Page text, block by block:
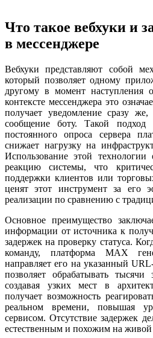
Что такое вебхуки и
в мессенджере
Вебхуки представляют собой
который позволяет одному
другому в момент наступления
контексте мессенджера это
получает уведомление сразу
сообщение боту. Такой подход
постоянного опроса сервера
снижает нагрузку на
Использование этой технологии
реакцию системы, что
поддержки клиентов или
ценят этот инструмент за его
реализации по сравнению с
Основное преимущество
информации от источника к
задержек на проверку статуса.
команду, платформа MAX
направляет его на указанный
позволяет обрабатывать тысячи
создавая узких мест в
получает возможность
реальном времени, повышая
сервисом. Отсутствие задержек
естественным и похожим на живой